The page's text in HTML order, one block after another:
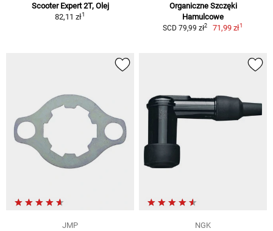
Scooter Expert 2T, Olej
82,11 zł1
Organiczne Szczęki
Hamulcowe
SCD 79,99 zł2 71,99 zł1
JMP
NGK